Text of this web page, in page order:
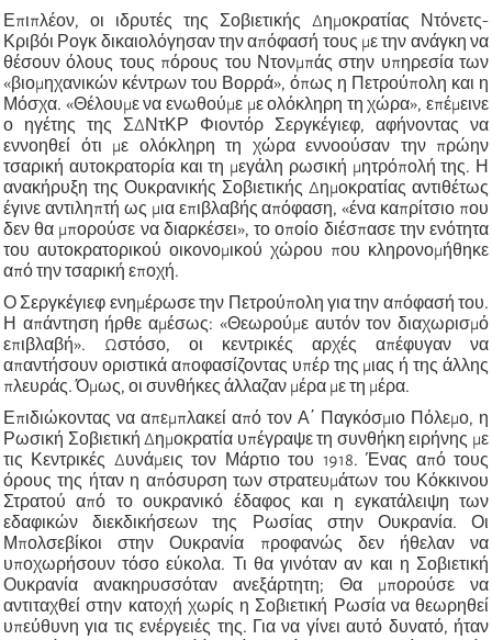
Επιπλέον, οι ιδρυτές της Σοβιετικής Δημοκρατίας Ντόνετς-
Κριβόι Ρογκ δικαιολόγησαν την απόφασή τους με την ανάγκη να
θέσουν όλους τους πόρους του Ντονμπάς στην υπηρεσία των
«βιομηχανικών κέντρων του Βορρά», όπως η Πετρούπολη και η
Μόσχα. «Θέλουμε να ενωθούμε με ολόκληρη τη χώρα», επέμεινε
ο ηγέτης της ΣΔΝτΚΡ Φιοντόρ Σεργκέγιεφ, αφήνοντας να
εννοηθεί ότι με ολόκληρη τη χώρα εννοούσαν την πρώην
τσαρική αυτοκρατορία και τη μεγάλη ρωσική μητρόπολή της. Η
ανακήρυξη της Ουκρανικής Σοβιετικής Δημοκρατίας αντιθέτως
έγινε αντιληπτή ως μια επιβλαβής απόφαση, «ένα καπρίτσιο που
δεν θα μπορούσε να διαρκέσει», το οποίο διέσπασε την ενότητα
του αυτοκρατορικού οικονομικού χώρου που κληρονομήθηκε
από την τσαρική εποχή.
Ο Σεργκέγιεφ ενημέρωσε την Πετρούπολη για την απόφασή του.
Η απάντηση ήρθε αμέσως: «Θεωρούμε αυτόν τον διαχωρισμό
επιβλαβή». Ωστόσο, οι κεντρικές αρχές απέφυγαν να
απαντήσουν οριστικά αποφασίζοντας υπέρ της μιας ή της άλλης
πλευράς. Όμως, οι συνθήκες άλλαζαν μέρα με τη μέρα.
Επιδιώκοντας να απεμπλακεί από τον Α΄ Παγκόσμιο Πόλεμο, η
Ρωσική Σοβιετική Δημοκρατία υπέγραψε τη συνθήκη ειρήνης με
τις Κεντρικές Δυνάμεις τον Μάρτιο του 1918. Ένας από τους
όρους της ήταν η απόσυρση των στρατευμάτων του Κόκκινου
Στρατού από το ουκρανικό έδαφος και η εγκατάλειψη των
εδαφικών διεκδικήσεων της Ρωσίας στην Ουκρανία. Οι
Μπολσεβίκοι στην Ουκρανία προφανώς δεν ήθελαν να
υποχωρήσουν τόσο εύκολα. Τι θα γινόταν αν και η Σοβιετική
Ουκρανία ανακηρυσσόταν ανεξάρτητη; Θα μπορούσε να
αντιταχθεί στην κατοχή χωρίς η Σοβιετική Ρωσία να θεωρηθεί
υπεύθυνη για τις ενέργειές της. Για να γίνει αυτό δυνατό, ήταν